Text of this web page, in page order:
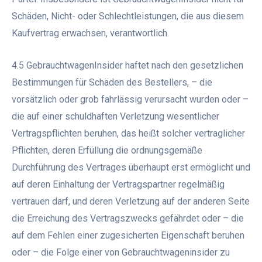
Schäden, Nicht- oder Schlechtleistungen, die aus diesem
Kaufvertrag erwachsen, verantwortlich.
4.5 GebrauchtwagenInsider haftet nach den gesetzlichen
Bestimmungen für Schäden des Bestellers, – die
vorsätzlich oder grob fahrlässig verursacht wurden oder –
die auf einer schuldhaften Verletzung wesentlicher
Vertragspflichten beruhen, das heißt solcher vertraglicher
Pflichten, deren Erfüllung die ordnungsgemäße
Durchführung des Vertrages überhaupt erst ermöglicht und
auf deren Einhaltung der Vertragspartner regelmäßig
vertrauen darf, und deren Verletzung auf der anderen Seite
die Erreichung des Vertragszwecks gefährdet oder – die
auf dem Fehlen einer zugesicherten Eigenschaft beruhen
oder – die Folge einer von Gebrauchtwageninsider zu